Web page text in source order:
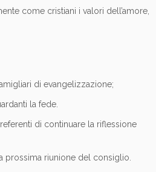
come cristiani i valori dell’amore,
di evangelizzazione;
la fede.
di continuare la riflessione
prossima riunione del consiglio.